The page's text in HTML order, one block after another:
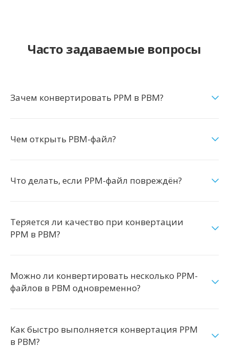
Часто задаваемые вопросы
Зачем конвертировать PPM в PBM?
Чем открыть PBM-файл?
Что делать, если PPM-файл повреждён?
Теряется ли качество при конвертации
PPM в PBM?
Можно ли конвертировать несколько PPM-
файлов в PBM одновременно?
Как быстро выполняется конвертация PPM
в PBM?